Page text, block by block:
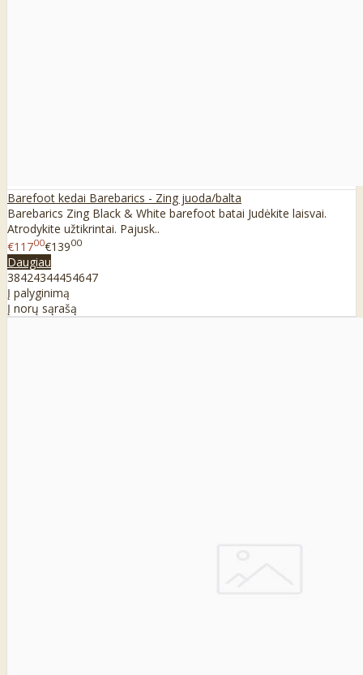
Barefoot kedai Barebarics - Zing juoda/balta
Barebarics Zing Black & White barefoot batai Judėkite laisvai.
Atrodykite užtikrintai. Pajusk..
€11700€13900
Daugiau
38424344454647
Į palyginimą
Į norų sąrašą